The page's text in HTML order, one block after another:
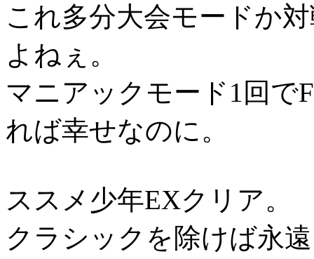
これ多分大会モードか
よねぇ。
マニアックモード1回で
れば幸せなのに。
ススメ少年EXクリア。
クラシックを除けば永